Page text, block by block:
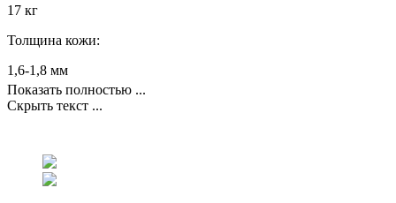
17 кг
Толщина кожи:
1,6-1,8 мм
Показать полностью ...
Скрыть текст ...